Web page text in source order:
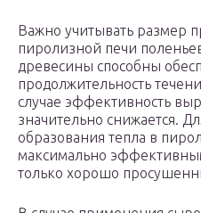
Важно учитывать размер
пиролизной печи
древесины способны
продолжительность
случае эффективность
значительно снижается.
образования тепла в
максимально
только хорошо